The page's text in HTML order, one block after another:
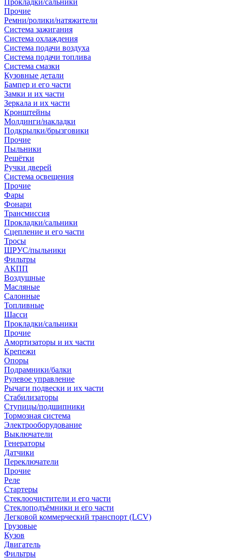
Прокладки/сальники
Прочие
Ремни/ролики/натяжители
Система зажигания
Система охлаждения
Система подачи воздуха
Система подачи топлива
Система смазки
Кузовные детали
Бампер и его части
Замки и их части
Зеркала и их части
Кронштейны
Молдинги/накладки
Подкрылки/брызговики
Прочие
Пыльники
Решётки
Ручки дверей
Система освещения
Прочие
Фары
Фонари
Трансмиссия
Прокладки/сальники
Сцепление и его части
Тросы
ШРУС/пыльники
Фильтры
АКПП
Воздушные
Масляные
Салонные
Топливные
Шасси
Прокладки/сальники
Прочие
Амортизаторы и их части
Крепежи
Опоры
Подрамники/балки
Рулевое управление
Рычаги подвески и их части
Стабилизаторы
Ступицы/подшипники
Тормозная система
Электрооборудование
Выключатели
Генераторы
Датчики
Переключатели
Прочие
Реле
Стартеры
Стеклоочистители и его части
Стеклоподъёмники и его части
Легковой коммерческий транспорт (LCV)
Грузовые
Кузов
Двигатель
Фильтры